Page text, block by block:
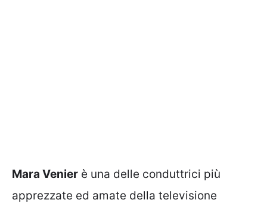
Mara Venier è una delle conduttrici più
apprezzate ed amate della televisione